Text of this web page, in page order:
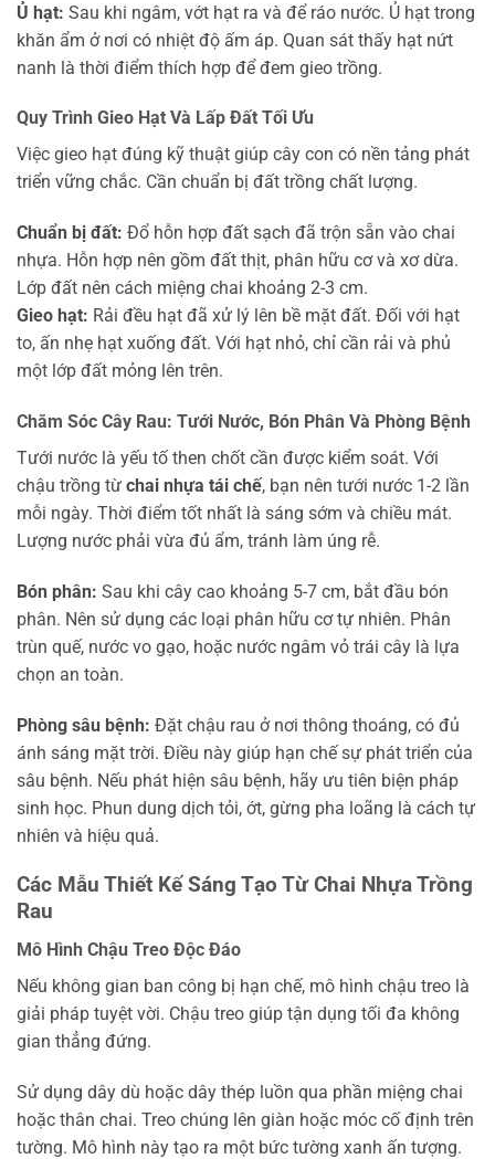
Ủ hạt: Sau khi ngâm, vớt hạt ra và để ráo nước. Ủ hạt trong
khăn ẩm ở nơi có nhiệt độ ấm áp. Quan sát thấy hạt nứt
nanh là thời điểm thích hợp để đem gieo trồng.
Quy Trình Gieo Hạt Và Lấp Đất Tối Ưu
Việc gieo hạt đúng kỹ thuật giúp cây con có nền tảng phát
triển vững chắc. Cần chuẩn bị đất trồng chất lượng.
Chuẩn bị đất: Đổ hỗn hợp đất sạch đã trộn sẵn vào chai
nhựa. Hỗn hợp nên gồm đất thịt, phân hữu cơ và xơ dừa.
Lớp đất nên cách miệng chai khoảng 2-3 cm.
Gieo hạt: Rải đều hạt đã xử lý lên bề mặt đất. Đối với hạt
to, ấn nhẹ hạt xuống đất. Với hạt nhỏ, chỉ cần rải và phủ
một lớp đất mỏng lên trên.
Chăm Sóc Cây Rau: Tưới Nước, Bón Phân Và Phòng Bệnh
Tưới nước là yếu tố then chốt cần được kiểm soát. Với
chậu trồng từ chai nhựa tái chế, bạn nên tưới nước 1-2 lần
mỗi ngày. Thời điểm tốt nhất là sáng sớm và chiều mát.
Lượng nước phải vừa đủ ẩm, tránh làm úng rễ.
Bón phân: Sau khi cây cao khoảng 5-7 cm, bắt đầu bón
phân. Nên sử dụng các loại phân hữu cơ tự nhiên. Phân
trùn quế, nước vo gạo, hoặc nước ngâm vỏ trái cây là lựa
chọn an toàn.
Phòng sâu bệnh: Đặt chậu rau ở nơi thông thoáng, có đủ
ánh sáng mặt trời. Điều này giúp hạn chế sự phát triển của
sâu bệnh. Nếu phát hiện sâu bệnh, hãy ưu tiên biện pháp
sinh học. Phun dung dịch tỏi, ớt, gừng pha loãng là cách tự
nhiên và hiệu quả.
Các Mẫu Thiết Kế Sáng Tạo Từ Chai Nhựa Trồng
Rau
Mô Hình Chậu Treo Độc Đáo
Nếu không gian ban công bị hạn chế, mô hình chậu treo là
giải pháp tuyệt vời. Chậu treo giúp tận dụng tối đa không
gian thẳng đứng.
Sử dụng dây dù hoặc dây thép luồn qua phần miệng chai
hoặc thân chai. Treo chúng lên giàn hoặc móc cố định trên
tường. Mô hình này tạo ra một bức tường xanh ấn tượng.